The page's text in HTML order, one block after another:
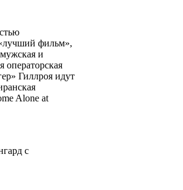
фильм»,
и
Гиллроя идут
Alone at
с